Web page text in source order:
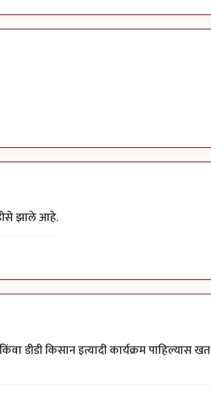
झाले आहे.
डीडी किसान इत्यादी कार्यक्रम पाहिल्यास खत